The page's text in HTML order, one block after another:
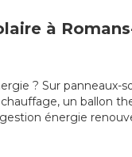
à
? Sur panneaux-
un ballon
énergie